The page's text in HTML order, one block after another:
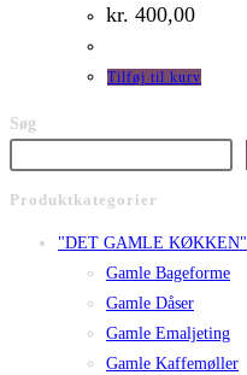
kr. 400,00
Tilføj til kurv
Søg
Produktkategorier
"DET GAMLE KØKKEN"
Gamle Bageforme
Gamle Dåser
Gamle Emaljeting
Gamle Kaffemøller